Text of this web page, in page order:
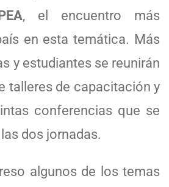
, el encuentro más
en esta temática. Más
y estudiantes se reunirán
talleres de capacitación y
conferencias que se
dos jornadas.
algunos de los temas